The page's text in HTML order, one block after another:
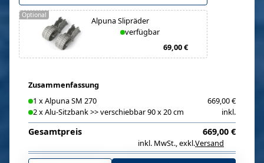
Alpuna Slipräder
verfügbar
69,00 €
Optional
Zusammenfassung
1 xAlpuna SM 270
669,00 €
2xAlu-Sitzbank >> verschiebbar 90 x 20 cm inkl.
Gesamtpreis
inkl. MwSt.,exkl.Versand
669,00 €